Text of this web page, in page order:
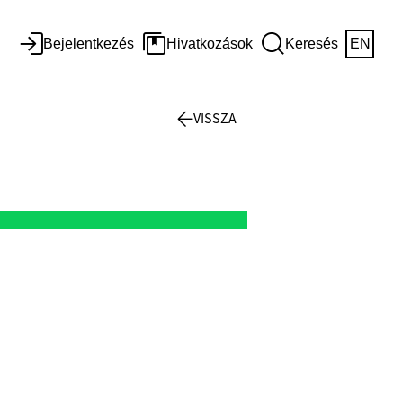
Bejelentkezés Hivatkozások Keresés EN
VISSZA